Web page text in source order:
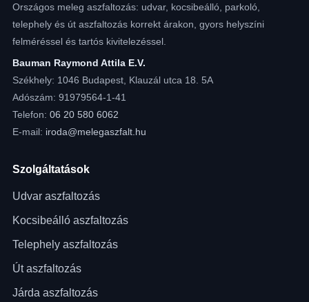
Országos meleg aszfaltozás: udvar, kocsibeálló, parkoló,
telephely és út aszfaltozás korrekt árakon, gyors helyszíni
felméréssel és tartós kivitelezéssel.
Bauman Raymond Attila E.V.
Székhely: 1046 Budapest, Klauzál utca 18. 5A
Adószám: 91979564-1-41
Telefon: 06 20 580 6062
E-mail: iroda@melegaszfalt.hu
Szolgáltatások
Udvar aszfaltozás
Kocsibeálló aszfaltozás
Telephely aszfaltozás
Út aszfaltozás
Járda aszfaltozás